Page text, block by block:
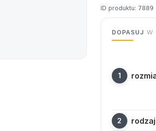
ID produktu: 7889
DOPASUJ W